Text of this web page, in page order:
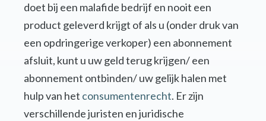
doet bij een malafide bedrijf en nooit een
product geleverd krijgt of als u (onder druk van
een opdringerige verkoper) een abonnement
afsluit, kunt u uw geld terug krijgen/ een
abonnement ontbinden/ uw gelijk halen met
hulp van het consumentenrecht. Er zijn
verschillende juristen en juridische